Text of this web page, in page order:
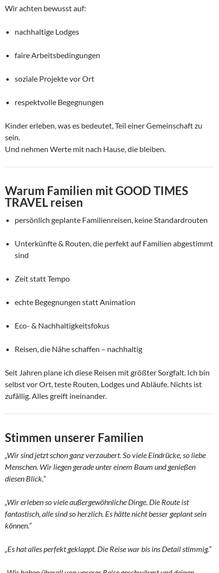
Wir achten bewusst auf:
nachhaltige Lodges
faire Arbeitsbedingungen
soziale Projekte vor Ort
respektvolle Begegnungen
Kinder erleben, was es bedeutet, Teil einer Gemeinschaft zu
sein.
Und nehmen Werte mit nach Hause, die bleiben.
Warum Familien mit GOOD TIMES
TRAVEL reisen
persönlich geplante Familienreisen, keine Standardrouten
Unterkünfte & Routen, die perfekt auf Familien abgestimmt
sind
Zeit statt Tempo
echte Begegnungen statt Animation
Eco- & Nachhaltigkeitsfokus
Reisen, die Nähe schaffen – nachhaltig
Seit Jahren plane ich diese Reisen mit größter Sorgfalt. Ich bin
selbst vor Ort, teste Routen, Lodges und Abläufe. Nichts ist
zufällig. Alles greift ineinander.
Stimmen unserer Familien
„Wir sind jetzt schon ganz verzaubert. So viele Eindrücke, so liebe
Menschen. Wir liegen gerade unter einem Baum und genießen
diesen Blick.“
„Wir erleben so viele außergewöhnliche Dinge. Die Route ist
fantastisch, alle sind so herzlich. Es hätte nicht besser geplant sein
können.“
„Es hat alles perfekt geklappt. Die Reise war bis ins Detail stimmig.“